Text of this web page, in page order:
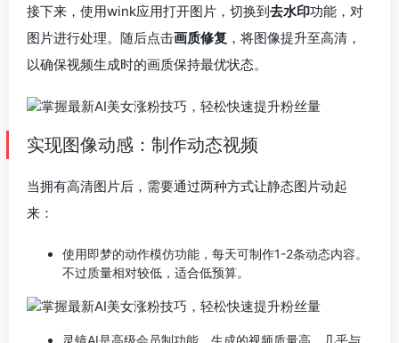
接下来，使用wink应用打开图片，切换到去水印功能，对
图片进行处理。随后点击画质修复 ，将图像提升至高清，
以确保视频生成时的画质保持最优状态。
实现图像动感：制作动态视频
当拥有高清图片后，需要通过两种方式让静态图片动起
来：
使用即梦的动作模仿功能，每天可制作1-2条动态内容。
不过质量相对较低，适合低预算。
灵镜AI是高级会员制功能，生成的视频质量高，几乎与